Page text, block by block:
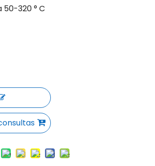
320 ° C